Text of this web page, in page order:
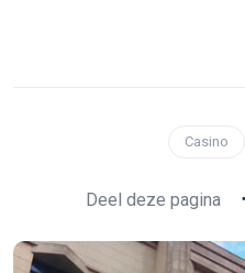
Casino
Deel deze pagina